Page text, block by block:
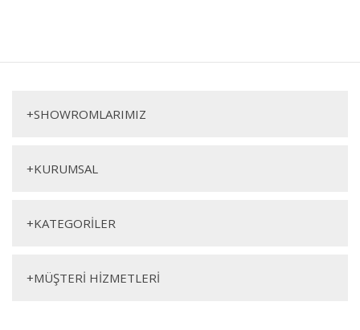
TV Ünite
+SHOWROMLARIMIZ
+KURUMSAL
+KATEGORİLER
+MÜŞTERİ HİZMETLERİ